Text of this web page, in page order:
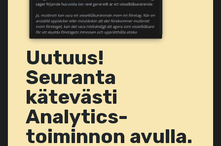
Uutuus!
Seuranta
kätevästi
Analytics-
toiminnon avulla.